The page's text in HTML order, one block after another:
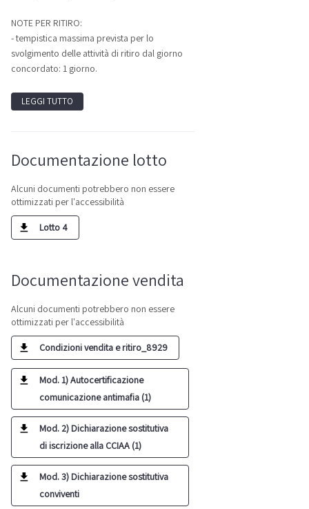
NOTE PER RITIRO:
- tempistica massima prevista per lo
svolgimento delle attività di ritiro dal giorno
concordato: 1 giorno.
LEGGI TUTTO
Documentazione lotto
Alcuni documenti potrebbero non essere
ottimizzati per l'accessibilità
Lotto 4
Documentazione vendita
Alcuni documenti potrebbero non essere
ottimizzati per l'accessibilità
Condizioni vendita e ritiro_8929
Mod. 1) Autocertificazione
comunicazione antimafia (1)
Mod. 2) Dichiarazione sostitutiva
di iscrizione alla CCIAA (1)
Mod. 3) Dichiarazione sostitutiva
conviventi